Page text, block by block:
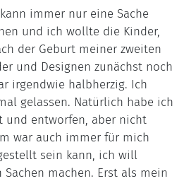
immer nur eine Sache
und ich wollte die Kinder,
der Geburt meiner zweiten
und Designen zunächst noch
irgendwie halbherzig. Ich
gelassen. Natürlich habe ich
und entworfen, aber nicht
war auch immer für mich
sein kann, ich will
machen. Erst als mein